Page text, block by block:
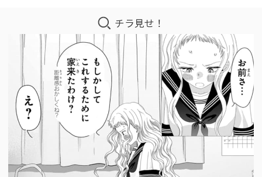
チラ見せ！